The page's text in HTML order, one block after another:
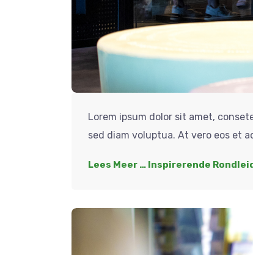
Lorem ipsum dolor sit amet,
sed diam voluptua. At vero eos et
Lees Meer … Inspirerende